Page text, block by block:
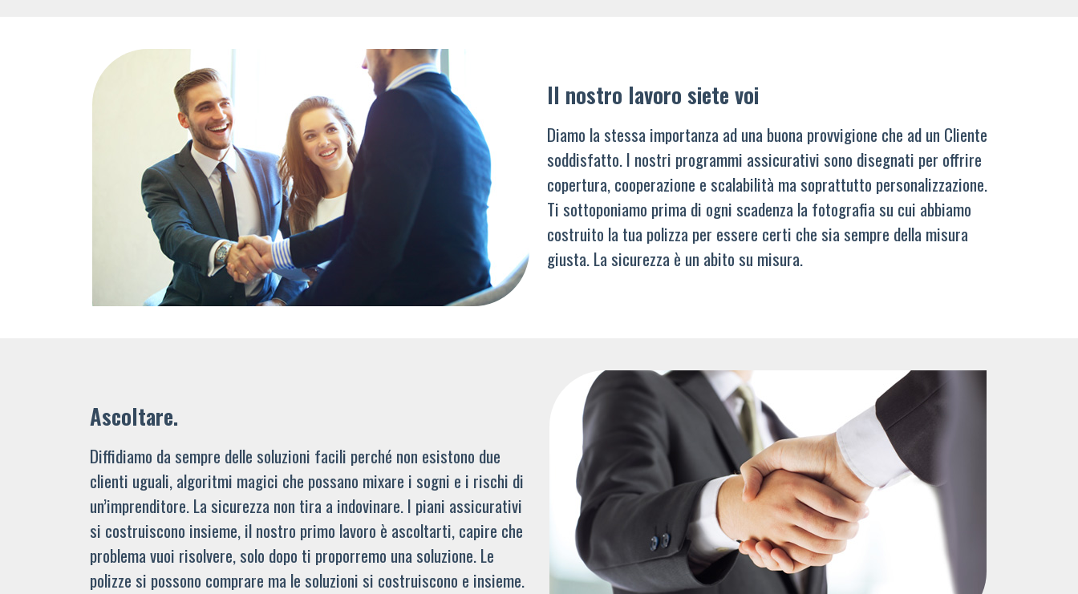
Il nostro lavoro siete voi
Diamo la stessa importanza ad una buona provvigione che ad un Cliente
soddisfatto. I nostri programmi assicurativi sono disegnati per offrire
copertura, cooperazione e scalabilità ma soprattutto personalizzazione.
Ti sottoponiamo prima di ogni scadenza la fotografia su cui abbiamo
costruito la tua polizza per essere certi che sia sempre della misura
giusta. La sicurezza è un abito su misura.
Ascoltare.
Diffidiamo da sempre delle soluzioni facili perché non esistono due
clienti uguali, algoritmi magici che possano mixare i sogni e i rischi di
un’imprenditore. La sicurezza non tira a indovinare. I piani assicurativi
si costruiscono insieme, il nostro primo lavoro è ascoltarti, capire che
problema vuoi risolvere, solo dopo ti proporremo una soluzione. Le
polizze si possono comprare ma le soluzioni si costruiscono e insieme.